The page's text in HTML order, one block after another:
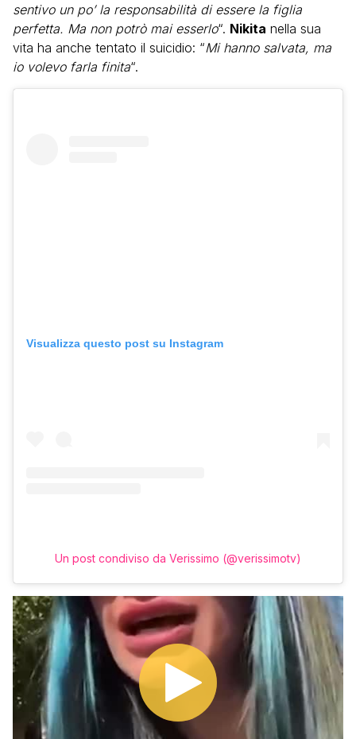
sentivo un po’ la responsabilità di essere la figlia
perfetta. Ma non potrò mai esserlo“. Nikita nella sua
vita ha anche tentato il suicidio: “Mi hanno salvata, ma
io volevo farla finita“.
Visualizza questo post su Instagram
Un post condiviso da Verissimo (@verissimotv)